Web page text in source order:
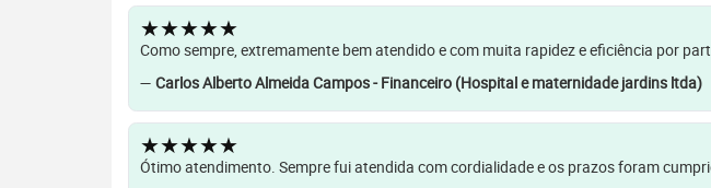
★★★★★
Como sempre, extremamente bem atendido e com muita rapidez e eficiência por
— Carlos Alberto Almeida Campos - Financeiro (Hospital e maternidade jardins ltda)
★★★★★
Ótimo atendimento. Sempre fui atendida com cordialidade e os prazos foram